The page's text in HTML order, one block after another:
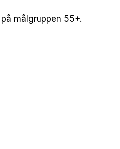
målgruppen 55+.